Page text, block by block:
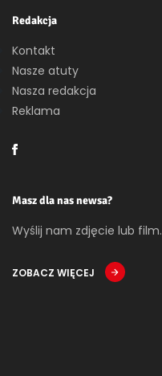
Redakcja
Kontakt
Nasze atuty
Nasza redakcja
Reklama
Masz dla nas newsa?
Wyślij nam zdjęcie lub film.
ZOBACZ WIĘCEJ